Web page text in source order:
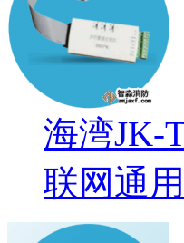
海湾JK-
联网通用